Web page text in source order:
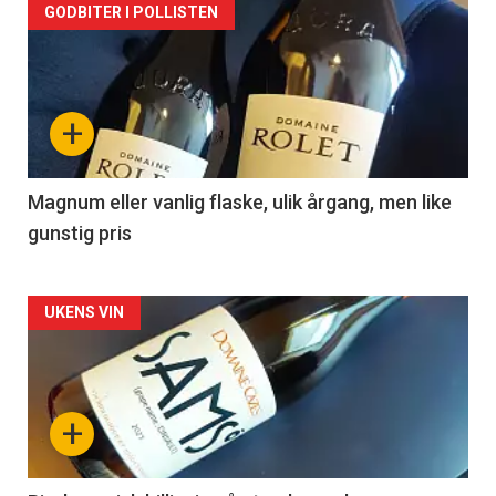
Forsiden
akkurat
nå
3
+
GODBITER I POLLISTEN
Magnum eller vanlig flaske, ulik årgang, men like
gunstig pris
Forsiden
akkurat
nå+
UKENS VIN